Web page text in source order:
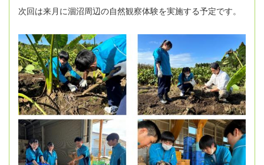
次回は来月に涸沼周辺の自然観察体験を実施する予定です。